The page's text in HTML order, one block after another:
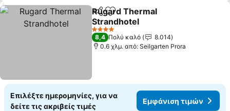
Κοινοποίηση
Προσθήκη στα αγαπημένα
Rugard Thermal
Strandhotel
4 Αστέρια
8,4 Πολύ καλό
8.014
0.6 χλμ. από: Seilgarten Prora
Επιλέξτε ημερομηνίες, για να
δείτε τις ακριβείς τιμές
Εμφάνιση τιμών